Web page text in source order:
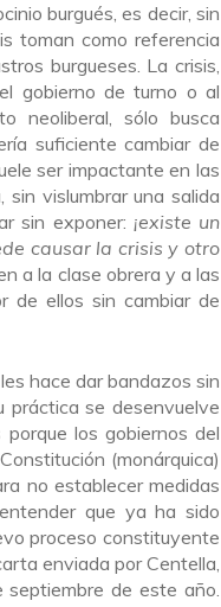
burgués, es decir, sin
toman como referencia
burgueses. La crisis,
gobierno de turno o al
neoliberal, sólo busca
suficiente cambiar de
ser impactante en las
vislumbrar una salida
sin exponer: ¡existe un
causar la crisis y otro
a la clase obrera y a las
de ellos sin cambiar de
hace dar bandazos sin
práctica se desenvuelve
los gobiernos del
(monárquica)
no establecer medidas
que ya ha sido
proceso constituyente
enviada por Centella,
septiembre de este año.